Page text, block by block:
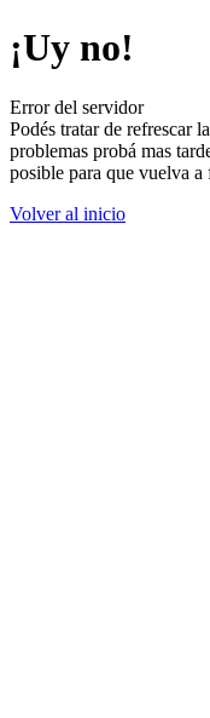
¡Uy no!
Error del servidor
Podés tratar de refrescar
problemas probá mas
posible para que vuelva a
Volver al inicio